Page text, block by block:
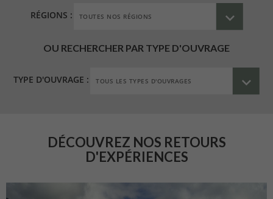
RÉGIONS :
OU RECHERCHER PAR TYPE D'OUVRAGE
TYPE D'OUVRAGE :
DÉCOUVREZ NOS RETOURS
D'EXPÉRIENCES